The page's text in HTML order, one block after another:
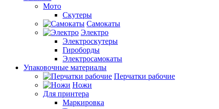
Мото
Скутеры
Самокаты
Электро
Электроскутеры
Гироборды
Электросамокаты
Упаковочные материалы
Перчатки рабочие
Ножи
Для принтера
Маркировка